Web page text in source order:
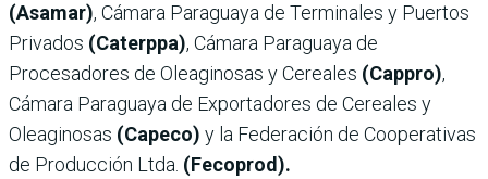
(Asamar), Cámara Paraguaya de Terminales y Puertos
Privados (Caterppa), Cámara Paraguaya de
Procesadores de Oleaginosas y Cereales (Cappro),
Cámara Paraguaya de Exportadores de Cereales y
Oleaginosas (Capeco) y la Federación de Cooperativas
de Producción Ltda. (Fecoprod).